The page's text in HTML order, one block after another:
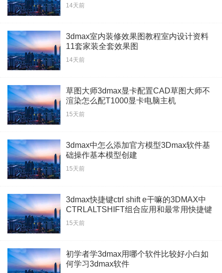
14天前
3dmax室内装修效果图教程室内设计资料
11套家装全套效果图
14天前
草图大师3dmax显卡配置CAD草图大师不
渲染怎么配T1000显卡电脑主机
15天前
3dmax中怎么添加官方模型3Dmax软件基
础操作基本模型创建
15天前
3dmax快捷键ctrl shift e干嘛的3DMAX中
CTRLALTSHIFT组合应用和最常用快捷键
技巧
15天前
初学者学3dmax用哪个软件比较好小白如
何学习3dmax软件